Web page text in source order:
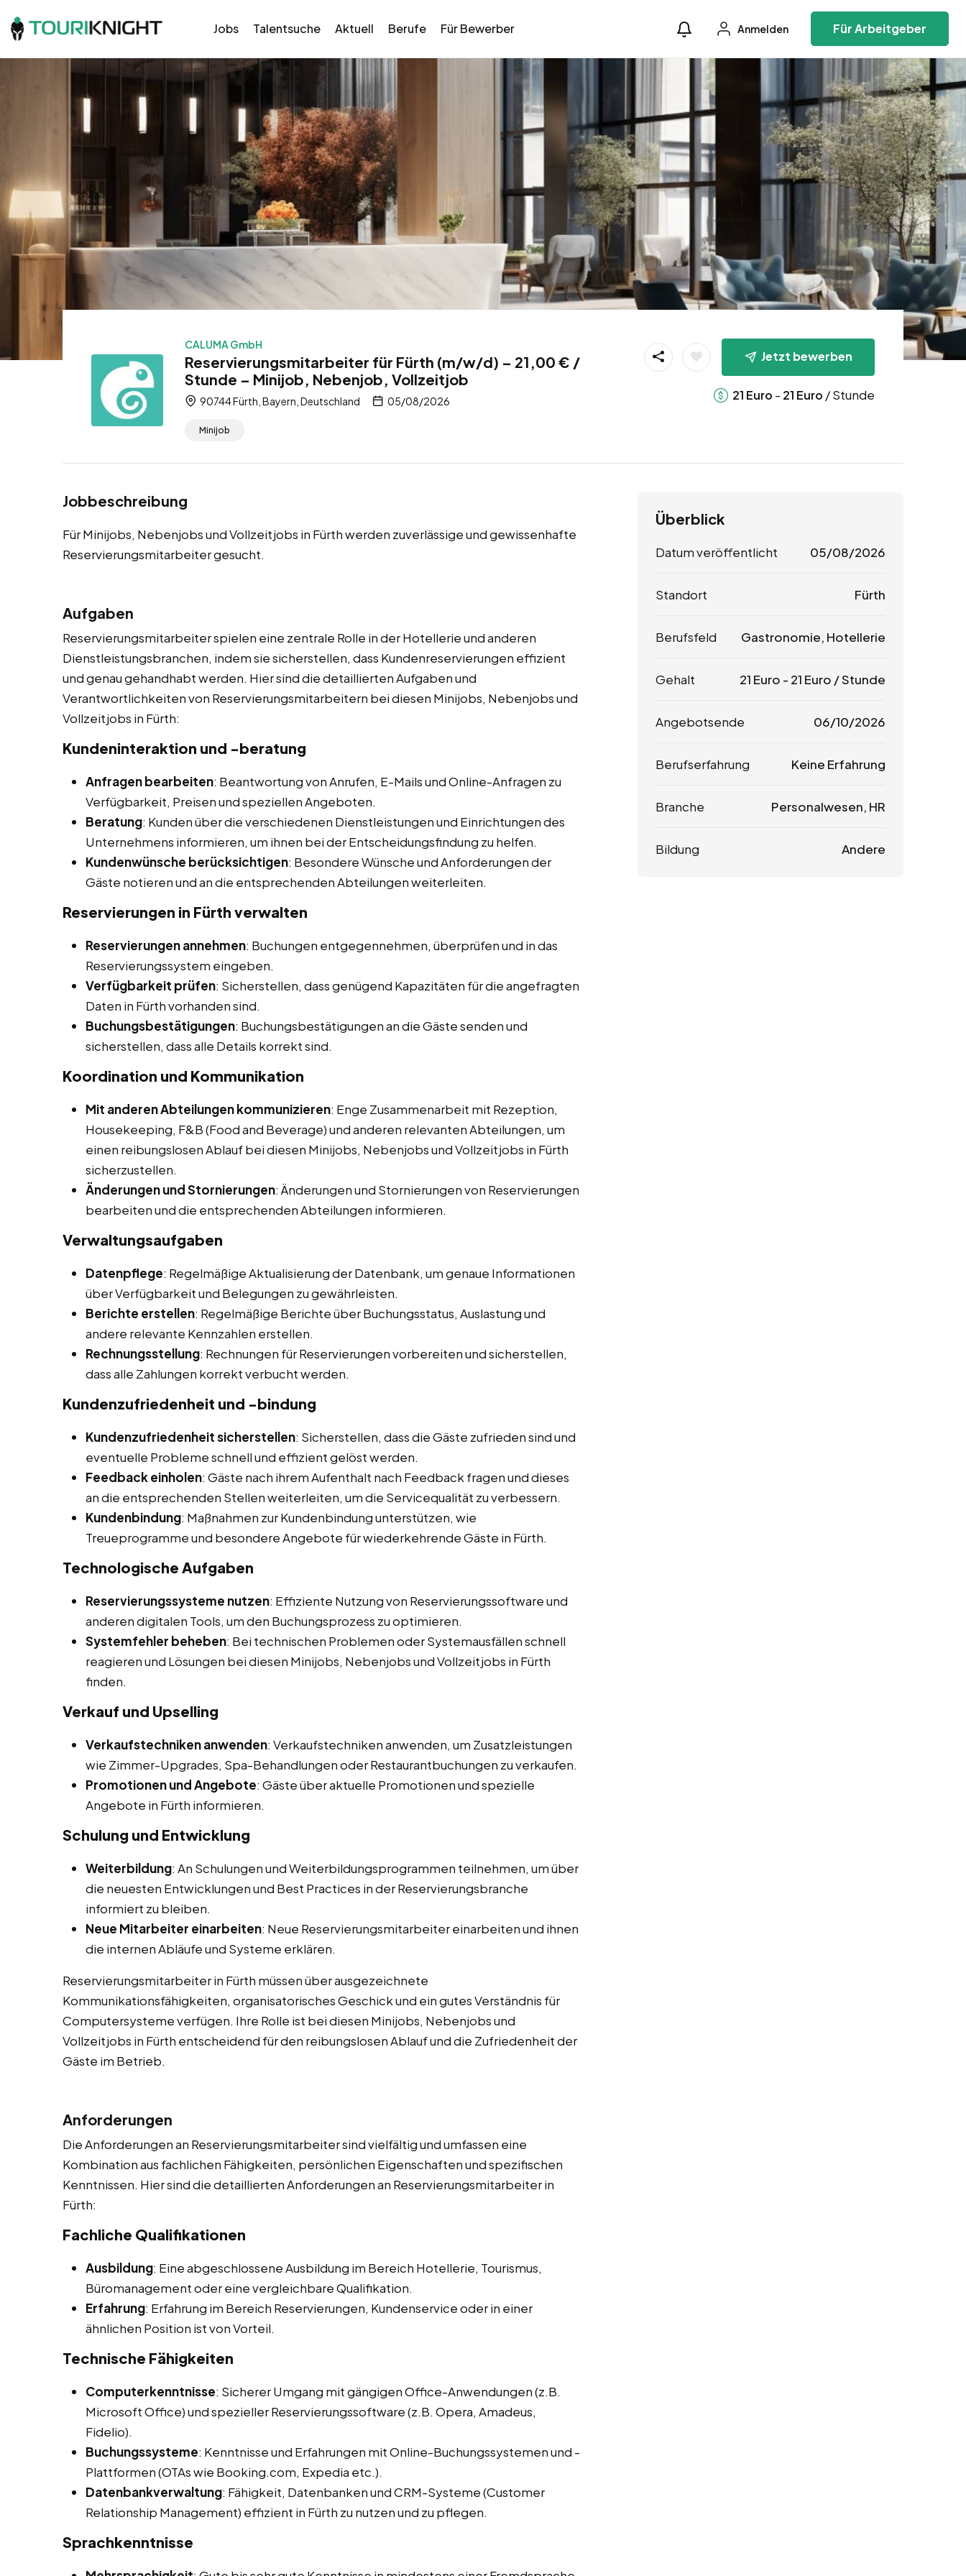
Jobs Talentsuche Aktuell Berufe Für Bewerber Anmelden Für Arbeitgeber
CALUMA GmbH
Reservierungsmitarbeiter für Fürth (m/w/d) – 21,00 € /
Stunde – Minijob, Nebenjob, Vollzeitjob
90744 Fürth, Bayern, Deutschland 05/08/2026
Minijob
Jetzt bewerben
21 Euro - 21 Euro / Stunde
Jobbeschreibung
Für Minijobs, Nebenjobs und Vollzeitjobs in Fürth werden zuverlässige und gewissenhafte
Reservierungsmitarbeiter gesucht.
Aufgaben
Reservierungsmitarbeiter spielen eine zentrale Rolle in der Hotellerie und anderen
Dienstleistungsbranchen, indem sie sicherstellen, dass Kundenreservierungen effizient
und genau gehandhabt werden. Hier sind die detaillierten Aufgaben und
Verantwortlichkeiten von Reservierungsmitarbeitern bei diesen Minijobs, Nebenjobs und
Vollzeitjobs in Fürth:
Kundeninteraktion und -beratung
Anfragen bearbeiten: Beantwortung von Anrufen, E-Mails und Online-Anfragen zu
Verfügbarkeit, Preisen und speziellen Angeboten.
Beratung: Kunden über die verschiedenen Dienstleistungen und Einrichtungen des
Unternehmens informieren, um ihnen bei der Entscheidungsfindung zu helfen.
Kundenwünsche berücksichtigen: Besondere Wünsche und Anforderungen der
Gäste notieren und an die entsprechenden Abteilungen weiterleiten.
Reservierungen in Fürth verwalten
Reservierungen annehmen: Buchungen entgegennehmen, überprüfen und in das
Reservierungssystem eingeben.
Verfügbarkeit prüfen: Sicherstellen, dass genügend Kapazitäten für die angefragten
Daten in Fürth vorhanden sind.
Buchungsbestätigungen: Buchungsbestätigungen an die Gäste senden und
sicherstellen, dass alle Details korrekt sind.
Koordination und Kommunikation
Mit anderen Abteilungen kommunizieren: Enge Zusammenarbeit mit Rezeption,
Housekeeping, F&B (Food and Beverage) und anderen relevanten Abteilungen, um
einen reibungslosen Ablauf bei diesen Minijobs, Nebenjobs und Vollzeitjobs in Fürth
sicherzustellen.
Änderungen und Stornierungen: Änderungen und Stornierungen von Reservierungen
bearbeiten und die entsprechenden Abteilungen informieren.
Verwaltungsaufgaben
Datenpflege: Regelmäßige Aktualisierung der Datenbank, um genaue Informationen
über Verfügbarkeit und Belegungen zu gewährleisten.
Berichte erstellen: Regelmäßige Berichte über Buchungsstatus, Auslastung und
andere relevante Kennzahlen erstellen.
Rechnungsstellung: Rechnungen für Reservierungen vorbereiten und sicherstellen,
dass alle Zahlungen korrekt verbucht werden.
Kundenzufriedenheit und -bindung
Kundenzufriedenheit sicherstellen: Sicherstellen, dass die Gäste zufrieden sind und
eventuelle Probleme schnell und effizient gelöst werden.
Feedback einholen: Gäste nach ihrem Aufenthalt nach Feedback fragen und dieses
an die entsprechenden Stellen weiterleiten, um die Servicequalität zu verbessern.
Kundenbindung: Maßnahmen zur Kundenbindung unterstützen, wie
Treueprogramme und besondere Angebote für wiederkehrende Gäste in Fürth.
Technologische Aufgaben
Reservierungssysteme nutzen: Effiziente Nutzung von Reservierungssoftware und
anderen digitalen Tools, um den Buchungsprozess zu optimieren.
Systemfehler beheben: Bei technischen Problemen oder Systemausfällen schnell
reagieren und Lösungen bei diesen Minijobs, Nebenjobs und Vollzeitjobs in Fürth
finden.
Verkauf und Upselling
Verkaufstechniken anwenden: Verkaufstechniken anwenden, um Zusatzleistungen
wie Zimmer-Upgrades, Spa-Behandlungen oder Restaurantbuchungen zu verkaufen.
Promotionen und Angebote: Gäste über aktuelle Promotionen und spezielle
Angebote in Fürth informieren.
Schulung und Entwicklung
Weiterbildung: An Schulungen und Weiterbildungsprogrammen teilnehmen, um über
die neuesten Entwicklungen und Best Practices in der Reservierungsbranche
informiert zu bleiben.
Neue Mitarbeiter einarbeiten: Neue Reservierungsmitarbeiter einarbeiten und ihnen
die internen Abläufe und Systeme erklären.
Reservierungsmitarbeiter in Fürth müssen über ausgezeichnete
Kommunikationsfähigkeiten, organisatorisches Geschick und ein gutes Verständnis für
Computersysteme verfügen. Ihre Rolle ist bei diesen Minijobs, Nebenjobs und
Vollzeitjobs in Fürth entscheidend für den reibungslosen Ablauf und die Zufriedenheit der
Gäste im Betrieb.
Anforderungen
Die Anforderungen an Reservierungsmitarbeiter sind vielfältig und umfassen eine
Kombination aus fachlichen Fähigkeiten, persönlichen Eigenschaften und spezifischen
Kenntnissen. Hier sind die detaillierten Anforderungen an Reservierungsmitarbeiter in
Fürth:
Fachliche Qualifikationen
Ausbildung: Eine abgeschlossene Ausbildung im Bereich Hotellerie, Tourismus,
Büromanagement oder eine vergleichbare Qualifikation.
Erfahrung: Erfahrung im Bereich Reservierungen, Kundenservice oder in einer
ähnlichen Position ist von Vorteil.
Technische Fähigkeiten
Computerkenntnisse: Sicherer Umgang mit gängigen Office-Anwendungen (z.B.
Microsoft Office) und spezieller Reservierungssoftware (z.B. Opera, Amadeus,
Fidelio).
Buchungssysteme: Kenntnisse und Erfahrungen mit Online-Buchungssystemen und -
Plattformen (OTAs wie Booking.com, Expedia etc.).
Datenbankverwaltung: Fähigkeit, Datenbanken und CRM-Systeme (Customer
Relationship Management) effizient in Fürth zu nutzen und zu pflegen.
Sprachkenntnisse
Überblick
Datum veröffentlicht 05/08/2026
Standort Fürth
Berufsfeld Gastronomie, Hotellerie
Gehalt 21 Euro - 21 Euro / Stunde
Angebotsende 06/10/2026
Berufserfahrung Keine Erfahrung
Branche Personalwesen, HR
Bildung Andere